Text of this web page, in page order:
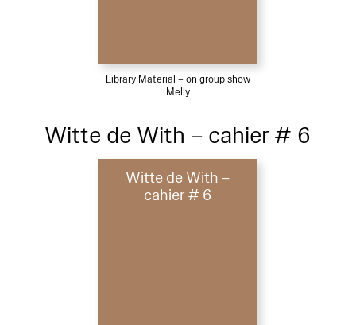
Library Material – on group show
Melly
Witte de With – cahier # 6
Witte de With –
cahier # 6